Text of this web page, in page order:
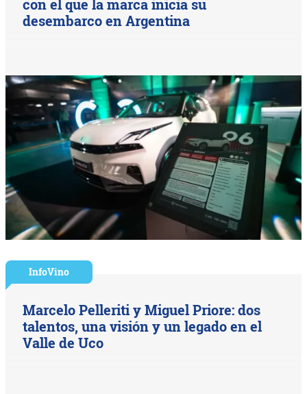
con el que la marca inicia su
desembarco en Argentina
InfoVino
Marcelo Pelleriti y Miguel Priore: dos
talentos, una visión y un legado en el
Valle de Uco